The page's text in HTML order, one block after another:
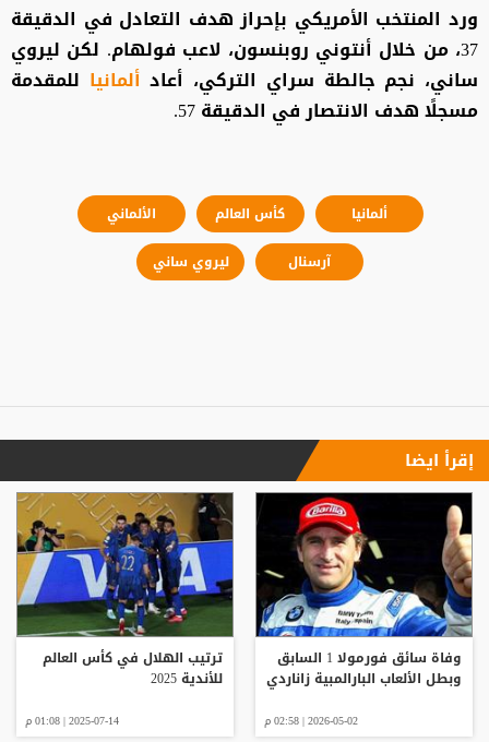
ورد المنتخب الأمريكي بإحراز هدف التعادل في الدقيقة
37، من خلال أنتوني روبنسون، لاعب فولهام. لكن ليروي
ساني، نجم جالطة سراي التركي، أعادألمانيا للمقدمة
مسجلًا هدف الانتصار في الدقيقة 57.
ألمانيا كأس العالم
الألماني
آرسنال
ليروي ساني
إقرأ ايضا
وفاة سائق فورمولا 1 السابق
وبطل الألعاب البارالمبية زاناردي
2026-05-02 | 02:58 م
ترتيب الهلال في كأس العالم
للأندية 2025
2025-07-14 | 01:08 م